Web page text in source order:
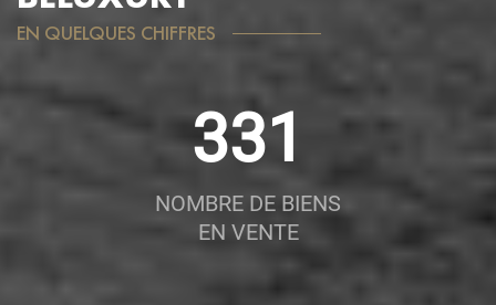
EN QUELQUES CHIFFRES
459
NOMBRE DE BIENS
EN VENTE